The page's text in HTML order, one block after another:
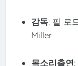
감독: 필 로
Miller
목소리출연